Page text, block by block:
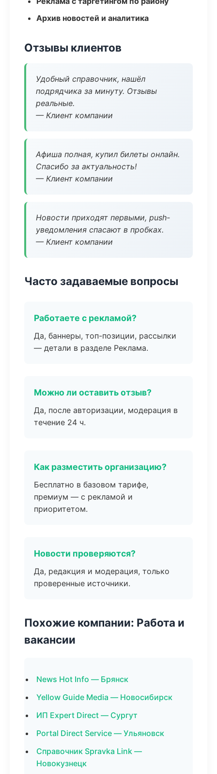
Архив новостей и аналитика
Отзывы клиентов
Удобный справочник, нашёл
подрядчика за минуту. Отзывы
реальные.
— Клиент компании
Афиша полная, купил билеты онлайн.
Спасибо за актуальность!
— Клиент компании
Новости приходят первыми, push-
уведомления спасают в пробках.
— Клиент компании
Часто задаваемые вопросы
Работаете с рекламой?
Да, баннеры, топ-позиции, рассылки
— детали в разделе Реклама.
Можно ли оставить отзыв?
Да, после авторизации, модерация в
течение 24 ч.
Как разместить организацию?
Бесплатно в базовом тарифе,
премиум — с рекламой и
приоритетом.
Новости проверяются?
Да, редакция и модерация, только
проверенные источники.
Похожие компании: Работа и
вакансии
News Hot Info — Брянск
Yellow Guide Media — Новосибирск
ИП Expert Direct — Сургут
Portal Direct Service — Ульяновск
Справочник Spravka Link —
Новокузнецк